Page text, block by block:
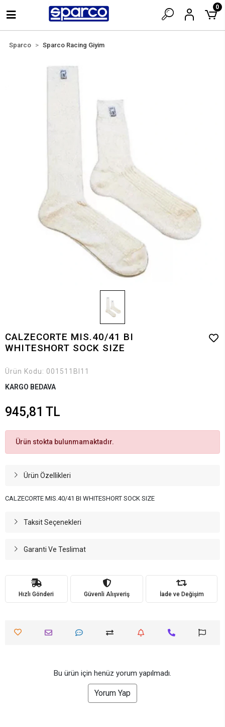
0
Sparco Sparco Racing Giyim
CALZECORTE MIS.40/41 BI
WHITESHORT SOCK SIZE
Ürün Kodu: 001511BI11
KARGO BEDAVA
945,81 TL
Ürün stokta bulunmamaktadır.
Ürün Özellikleri
CALZECORTE MIS.40/41 BI WHITESHORT SOCK SIZE
Taksit Seçenekleri
Garanti Ve Teslimat
Hızlı Gönderi Güvenli Alışveriş İade ve Değişim
Bu ürün için henüz yorum yapılmadı.
Yorum Yap